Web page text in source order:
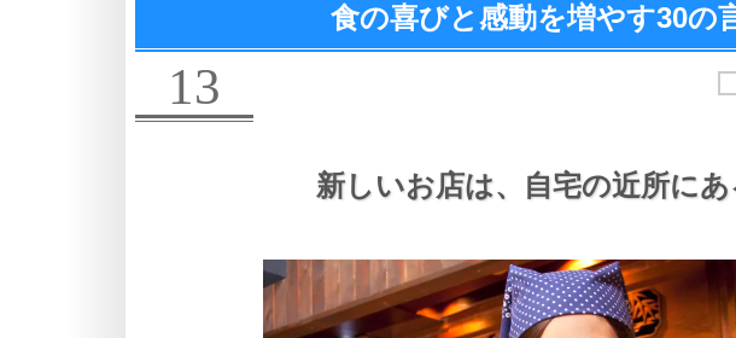
食の喜びと感動を増やす30の
13
新しいお店は、 自宅の近所にあ